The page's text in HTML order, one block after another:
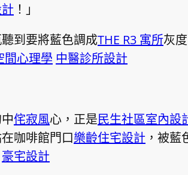
！」
到要將藍色調成THE R3 寓所灰
間心理學 中醫診所設計
侘寂風心，正是民生社區室內設
咖啡館門口樂齡住宅設計 ，被
豪宅設計